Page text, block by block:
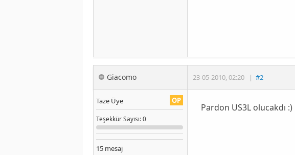
Giacomo 23-05-2010,02:20 | #2
OP
Taze Üye
TeşekkürSayısı: 0
15 mesaj
Pardon US3L olucakdı :)